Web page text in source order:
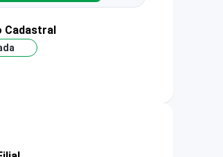
Cadastral